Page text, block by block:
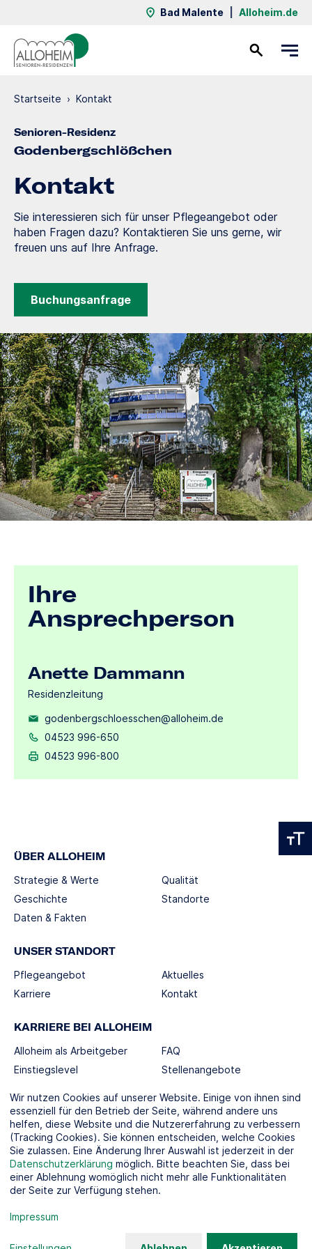
Bad Malente Alloheim.de
Startseite › Kontakt
Senioren-Residenz
Godenbergschlößchen
Kontakt
Sie interessieren sich für unser Pflegeangebot oder
haben Fragen dazu? Kontaktieren Sie uns gerne, wir
freuen uns auf Ihre Anfrage.
Buchungsanfrage
Ihre
Ansprechperson
Anette Dammann
Residenzleitung
godenbergschloesschen@alloheim.de
04523 996-650
04523 996-800
ÜBER ALLOHEIM
Strategie & Werte
Geschichte
Daten & Fakten
Qualität
Standorte
UNSER STANDORT
Pflegeangebot
Karriere
Aktuelles
Kontakt
KARRIERE BEI ALLOHEIM
Alloheim als Arbeitgeber
Einstiegslevel
FAQ
Stellenangebote
SOCIAL MEDIA
KOOPERATIONSPARTNER
Wir nutzen Cookies auf unserer Website. Einige von ihnen sind
essenziell für den Betrieb der Seite, während andere uns
helfen, diese Website und die Nutzererfahrung zu verbessern
(Tracking Cookies). Sie können entscheiden, welche Cookies
Sie zulassen. Eine Änderung Ihrer Auswahl ist jederzeit in der
Datenschutzerklärung möglich. Bitte beachten Sie, dass bei
einer Ablehnung womöglich nicht mehr alle Funktionalitäten
der Seite zur Verfügung stehen.
Impressum